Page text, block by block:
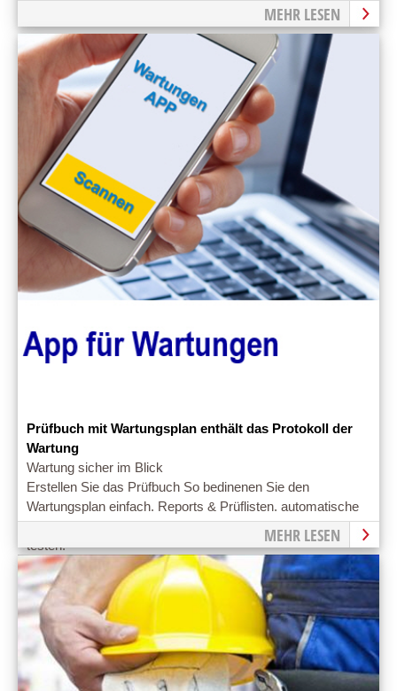
MEHR LESEN
Prüfbuch mit Wartungsplan enthält das Protokoll der
Wartung
Wartung sicher im Blick
Erstellen Sie das Prüfbuch So bedinenen Sie den
Wartungsplan einfach. Reports & Prüflisten. automatische
Benachrichtigung. professioneller Service. Jetzt gleich
testen!
MEHR LESEN